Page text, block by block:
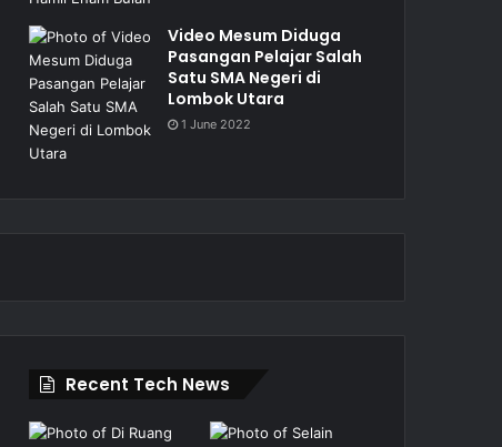
Video Mesum Diduga
Pasangan Pelajar Salah
Satu SMA Negeri di
Lombok Utara
1 June 2022
Recent Tech News